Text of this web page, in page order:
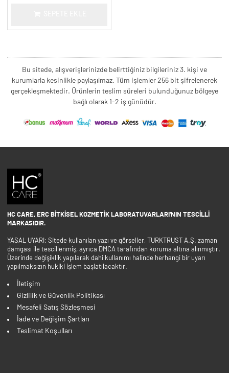
Bu sitede, alışverişlerinizde belirttiğiniz bilgileriniz 3. kişi ve
kurumlarla kesinlikle paylaşılmaz. Tüm işlemler 256 bit şifrelenerek
gerçekleşmektedir. Ürünlerin teslim süreleri bulunduğunuz bölgeye
bağlı olarak 1-2 iş günüdür.
HC CARE, ERC BITKISEL KOZMETIK LABORATUVARLARI'NIN TESCILLI
MARKASIDIR.
YASAL UYARI: Sitede kullanılan yazı ve görseller, TURKTRUST A.Ş. zaman
damgası ile tescillenmiş, ayrıca DMCA tarafından koruma altına alınmıştır.
Üzerinde değişiklik yapılarak dahi kullanımı halinde herhangi bir uyarı
yapılmaksızın hukiki işlem başlatılacaktır.
İletişim
Gizlilik ve Güvenlik Politikası
Mesafeli Satış Sözleşmesi
İade ve Değişim Şartları
Teslimat Koşulları